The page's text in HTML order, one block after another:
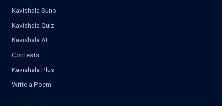
Kavishala Suno
Kavishala Quiz
Kavishala AI
Contests
Kavishala Plus
Write a Poem